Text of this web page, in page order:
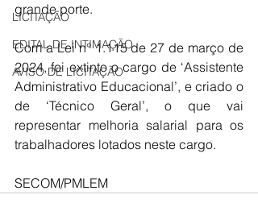
LICITAÇÃO
EDITAL DE INTIMAÇÃO
AVISO DE LICITAÇÃO
grande porte.
Com a Lei n° 1.115 de 27 de março de
2024, foi extinto o cargo de ‘Assistente
Administrativo Educacional’, e criado o
de ‘Técnico Geral’, o que vai
representar melhoria salarial para os
trabalhadores lotados neste cargo.
SECOM/PMLEM